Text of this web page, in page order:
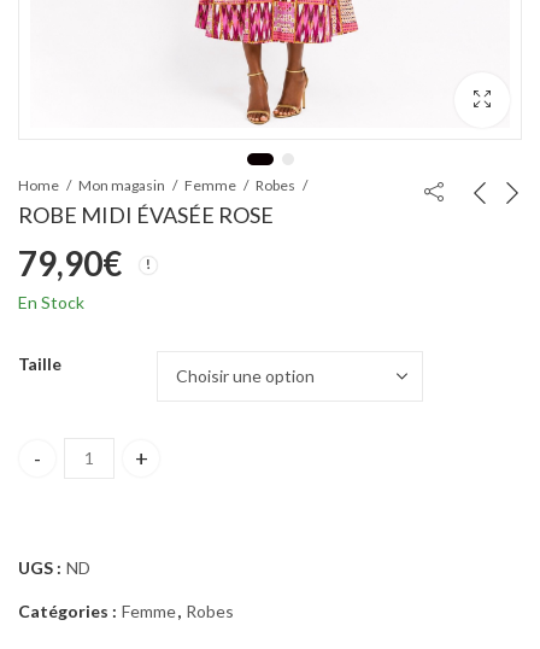
Home Mon magasin Femme Robes
ROBE MIDI ÉVASÉE ROSE
79,90€
En Stock
Taille
ROBE MIDI ÉVASÉE ROSE quantity
UGS : ND
Catégories : Femme, Robes